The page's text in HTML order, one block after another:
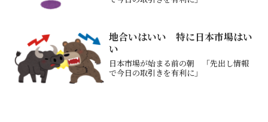
地合いはいい 特に日本市場はい
い
日本市場が始まる前の朝 「先出し情報
で今日の取引きを有利に」